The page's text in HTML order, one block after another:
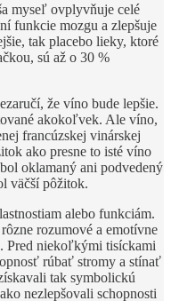
myseľ ovplyvňuje celé
funkcie mozgu a zlepšuje
tak placebo lieky, ktoré
sú až o 30 %
že víno bude lepšie.
akokoľvek. Ale víno,
francúzskej vinárskej
ako presne to isté víno
oklamaný ani podvedený
väčší pôžitok.
alebo funkciám.
rozumové a emotívne
Pred niekoľkými tisíckami
rúbať stromy a stínať
tak symbolickú
nezlepšovali schopnosti